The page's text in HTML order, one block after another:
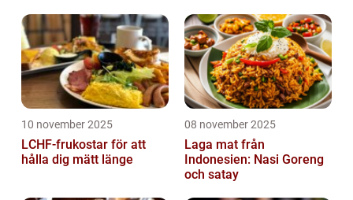
10 november 2025
LCHF-frukostar för att
hålla dig mätt länge
08 november 2025
Laga mat från
Indonesien: Nasi Goreng
och satay